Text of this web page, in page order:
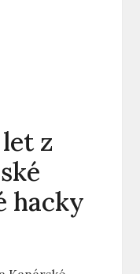
z
hacky